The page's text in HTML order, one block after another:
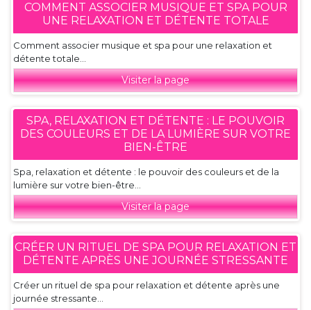
COMMENT ASSOCIER MUSIQUE ET SPA POUR
UNE RELAXATION ET DÉTENTE TOTALE
Comment associer musique et spa pour une relaxation et
détente totale...
Visiter la page
SPA, RELAXATION ET DÉTENTE : LE POUVOIR
DES COULEURS ET DE LA LUMIÈRE SUR VOTRE
BIEN-ÊTRE
Spa, relaxation et détente : le pouvoir des couleurs et de la
lumière sur votre bien-être...
Visiter la page
CRÉER UN RITUEL DE SPA POUR RELAXATION ET
DÉTENTE APRÈS UNE JOURNÉE STRESSANTE
Créer un rituel de spa pour relaxation et détente après une
journée stressante...